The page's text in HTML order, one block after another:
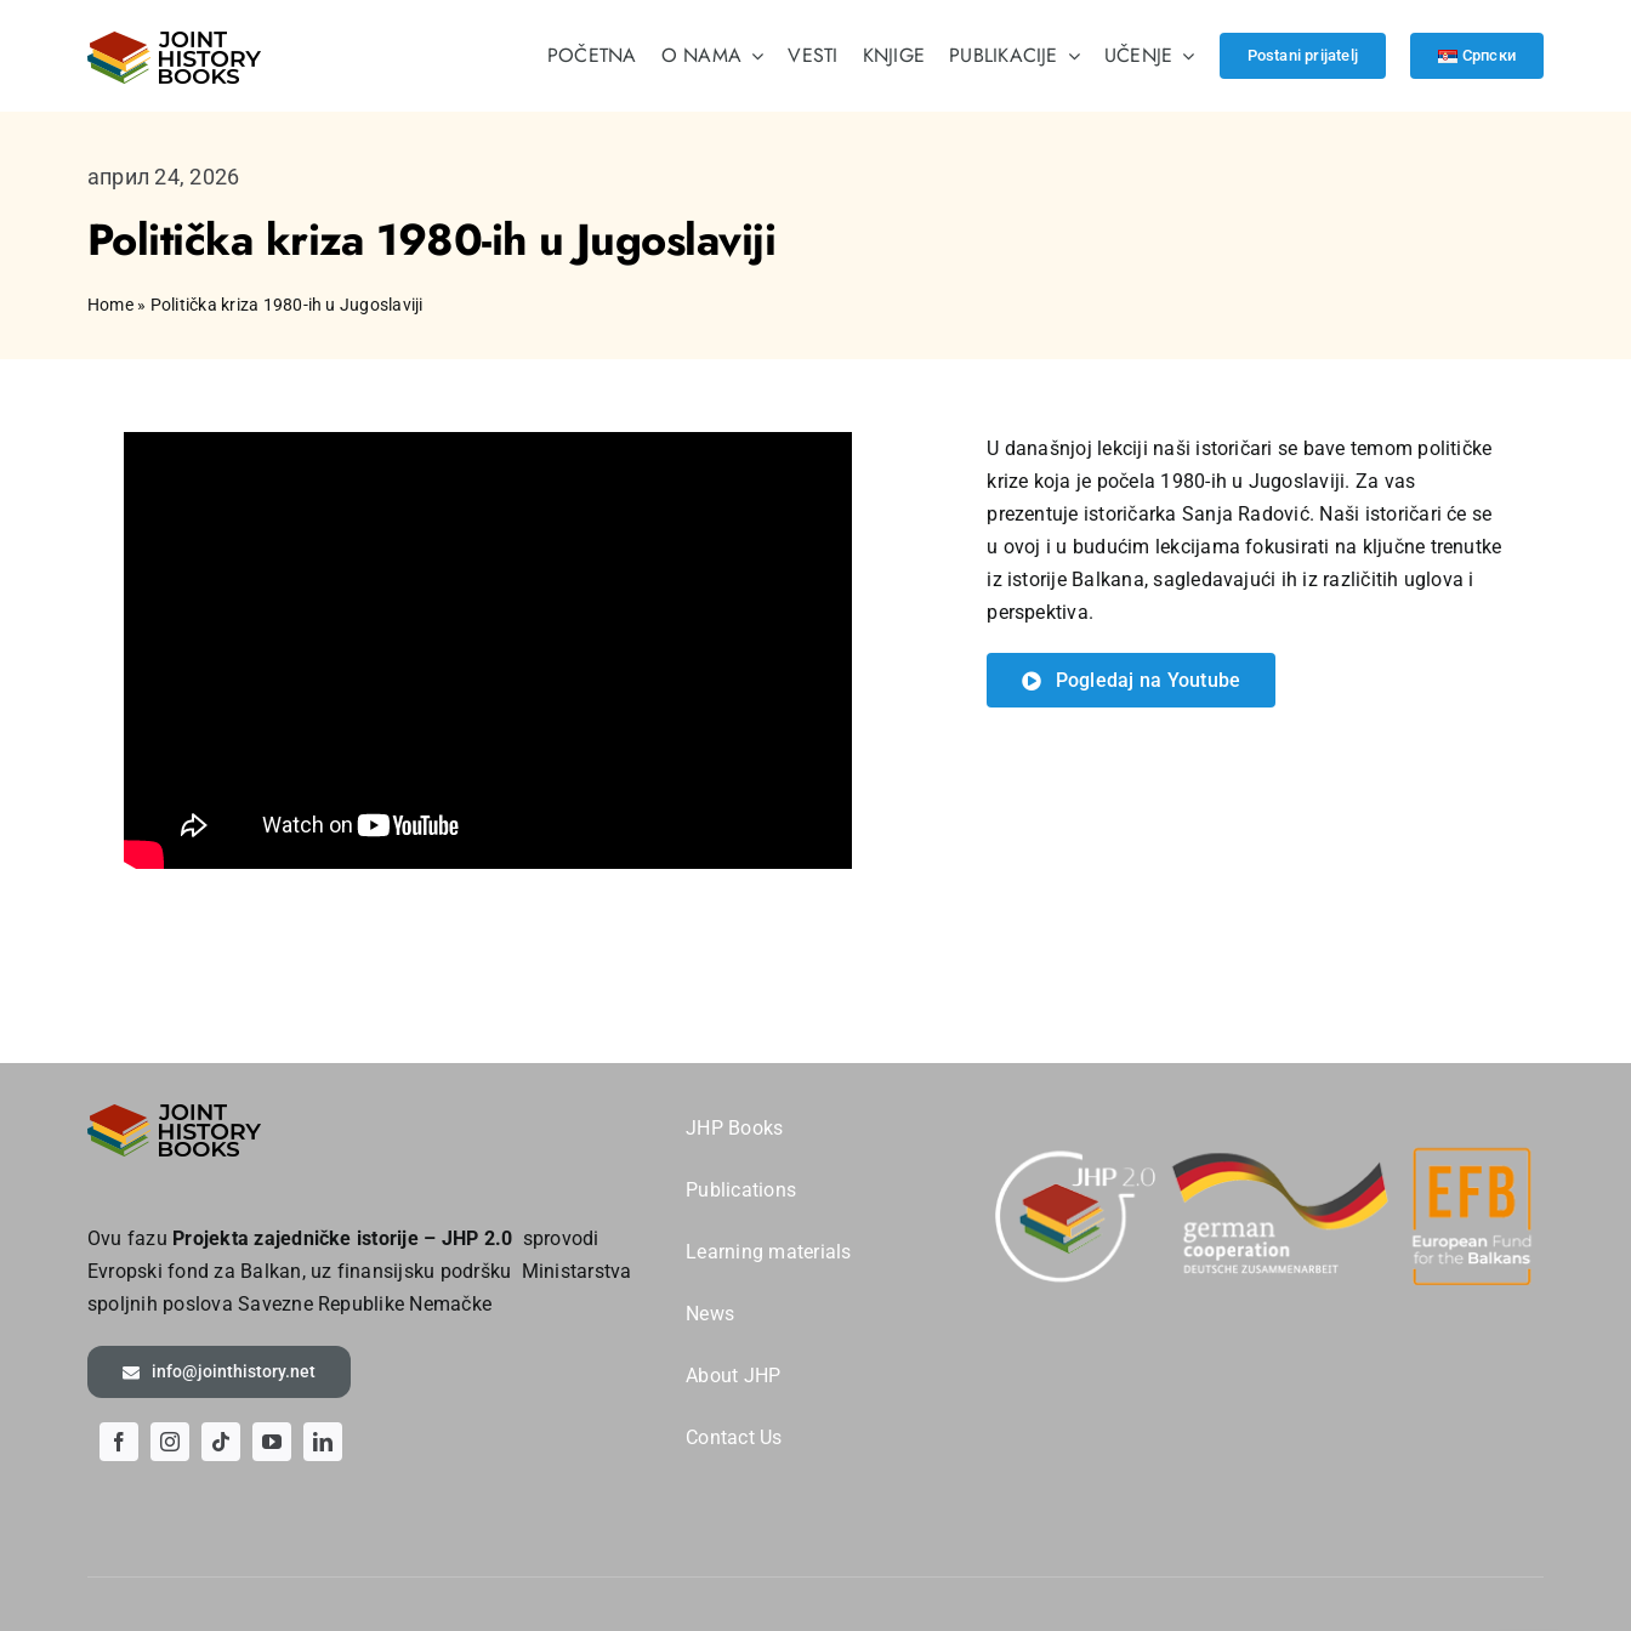
POČETNA O NAMA VESTI KNJIGE PUBLIKACIJE UČENJE Postani prijatelj Српски
април 24, 2026
Politička kriza 1980-ih u Jugoslaviji
Home» Politička kriza 1980-ih u Jugoslaviji
U današnjoj lekciji naši istoričari se bave temom političke
krize koja je počela 1980-ih u Jugoslaviji. Za vas
prezentuje istoričarka Sanja Radović. Naši istoričari će se
u ovoj i u budućim lekcijama fokusirati na ključne trenutke
iz istorije Balkana, sagledavajući ih iz različitih uglova i
perspektiva.
Pogledaj na Youtube
Ovu fazu Projekta zajedničke istorije – JHP 2.0 sprovodi
Evropski fond za Balkan, uz finansijsku podršku Ministarstva
spoljnih poslova Savezne Republike Nemačke
info@jointhistory.net
JHP Books
Publications
Learning materials
News
About JHP
Contact Us